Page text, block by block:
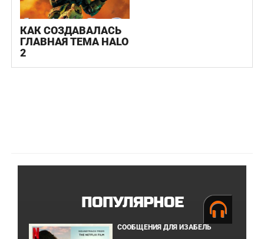
КАК СОЗДАВАЛАСЬ
ГЛАВНАЯ ТЕМА HALO
2
ПОПУЛЯРНОЕ
СООБЩЕНИЯ ДЛЯ ИЗАБЕЛЬ